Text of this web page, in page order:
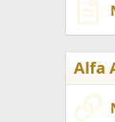
Alfa